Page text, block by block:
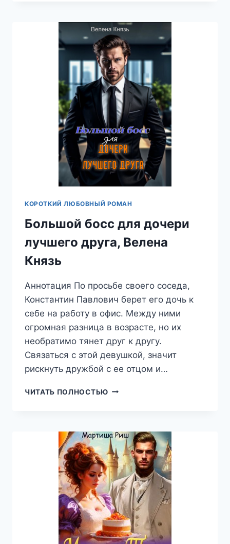
СОЗИДАНИЕ,
МАРИЯ
БОТАЛОВА
КОРОТКИЙ ЛЮБОВНЫЙ РОМАН
Большой босс для дочери
лучшего друга, Велена
Князь
Аннотация По просьбе своего соседа,
Константин Павлович берет его дочь к
себе на работу в офис. Между ними
огромная разница в возрасте, но их
необратимо тянет друг к другу.
Связаться с этой девушкой, значит
рискнуть дружбой с ее отцом и…
ЧИТАТЬ ПОЛНОСТЬЮ БОЛЬШОЙ
ЛУЧШЕГО
ДРУГА,
ВЕЛЕНА
КНЯЗЬ